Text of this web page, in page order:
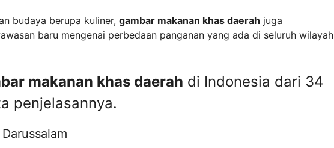
budaya berupa kuliner, gambar makanan khas daerah juga
baru mengenai perbedaan panganan yang ada di seluruh wilayah
makanan khas daerah di Indonesia dari 34
penjelasannya.